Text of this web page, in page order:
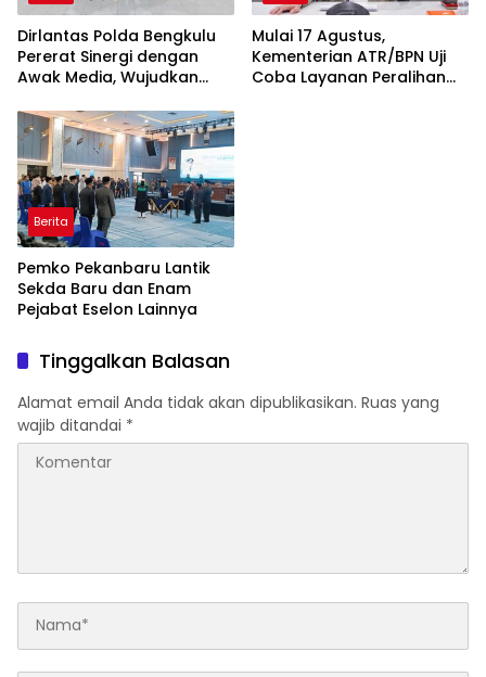
Dirlantas Polda Bengkulu
Pererat Sinergi dengan
Awak Media, Wujudkan
dan Berkualitas
Mulai 17 Agustus,
Kementerian ATR/BPN Uji
Coba Layanan Peralihan
Berita
Pemko Pekanbaru Lantik
Sekda Baru dan Enam
Pejabat Eselon Lainnya
Tinggalkan Balasan
Alamat email Anda tidak akan dipublikasikan. Ruas yang
wajib ditandai *